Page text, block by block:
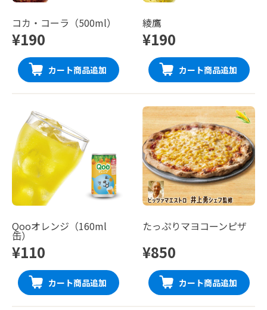
コカ・コーラ（500ml）
¥190
カート商品追加
綾鷹
¥190
カート商品追加
Qooオレンジ（160ml
缶）
¥110
カート商品追加
たっぷりマヨコーンピザ
¥850
カート商品追加